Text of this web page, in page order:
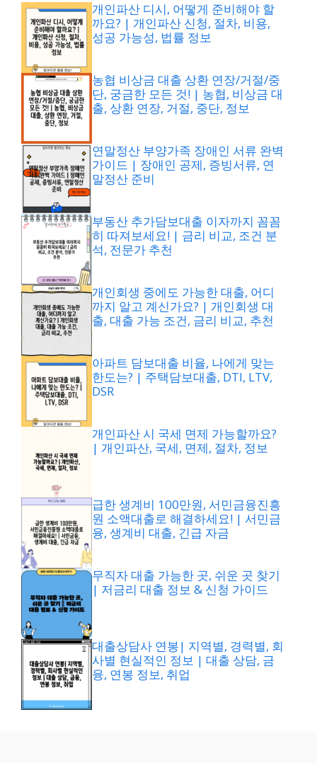
개인파산 디시, 어떻게 준비해야 할
까요? | 개인파산 신청, 절차, 비용,
성공 가능성, 법률 정보
농협 비상금 대출 상환 연장/거절/중
단, 궁금한 모든 것! | 농협, 비상금 대
출, 상환 연장, 거절, 중단, 정보
연말정산 부양가족 장애인 서류 완벽
가이드 | 장애인 공제, 증빙서류, 연
말정산 준비
부동산 추가담보대출 이자까지 꼼꼼
히 따져보세요! | 금리 비교, 조건 분
석, 전문가 추천
개인회생 중에도 가능한 대출, 어디
까지 알고 계신가요? | 개인회생 대
출, 대출 가능 조건, 금리 비교, 추천
아파트 담보대출 비율, 나에게 맞는
한도는? | 주택담보대출, DTI, LTV,
DSR
개인파산 시 국세 면제 가능할까요?
| 개인파산, 국세, 면제, 절차, 정보
급한 생계비 100만원, 서민금융진흥
원 소액대출로 해결하세요! | 서민금
융, 생계비 대출, 긴급 자금
무직자 대출 가능한 곳, 쉬운 곳 찾기
| 저금리 대출 정보 & 신청 가이드
대출상담사 연봉| 지역별, 경력별, 회
사별 현실적인 정보 | 대출 상담, 금
융, 연봉 정보, 취업